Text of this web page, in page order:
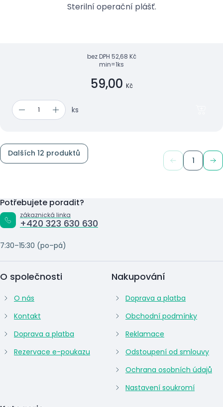
Sterilní operační plášť.
bez DPH 52,68 Kč
min=1ks
59,00 Kč
ks
Dalších 12 produktů
1
Potřebujete poradit?
zákaznická linka
+420 323 630 630
7:30–15:30 (po–pá)
O společnosti
O nás
Kontakt
Doprava a platba
Rezervace e-poukazu
Nakupování
Doprava a platba
Obchodní podmínky
Reklamace
Odstoupení od smlouvy
Ochrana osobních údajů
Nastavení soukromí